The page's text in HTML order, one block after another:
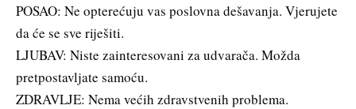
POSAO: Ne opterećuju vas poslovna dešavanja. Vjerujete
da će se sve riješiti.
LJUBAV: Niste zainteresovani za udvarača. Možda
pretpostavljate samoću.
ZDRAVLJE: Nema većih zdravstvenih problema.